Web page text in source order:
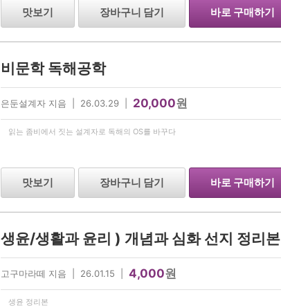
맛보기 장바구니 담기 바로 구매하기
비문학 독해공학
은둔설계자 지음 | 26.03.29 | 20,000원
읽는 좀비에서 짓는 설계자로 독해의 OS를 바꾸다
맛보기 장바구니 담기 바로 구매하기
생윤/생활과 윤리 ) 개념과 심화 선지 정리본
고구마라떼 지음 | 26.01.15 | 4,000원
생윤 정리본